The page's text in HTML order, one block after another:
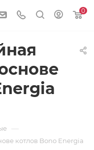
0
—
котлов Bono Energia